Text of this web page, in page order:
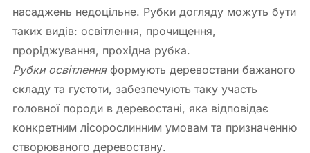
насаджень недоцільне. Рубки догляду можуть бути
таких видів: освітлення, прочищення,
проріджування, прохідна рубка.
Рубки освітленняформують деревостани бажаного
складу та густоти, забезпечують таку участь
головної породи в деревостані, яка відповідає
конкретним лісорослинним умовам та призначенню
створюваного деревостану.